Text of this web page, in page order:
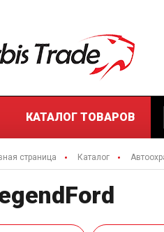
КАТАЛОГ ТОВАРОВ
страница Каталог